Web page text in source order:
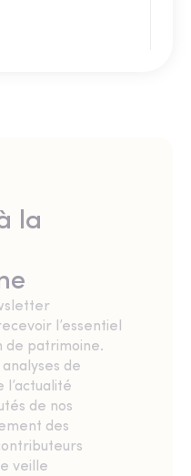
la
l’essentiel
de patrimoine.
de
l’actualité
de nos
des
veille